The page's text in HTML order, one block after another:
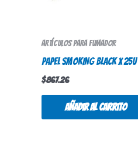
Artículos para fumador
PAPEL SMOKING BLACK X 25U
$867.26
Añadir al carrito